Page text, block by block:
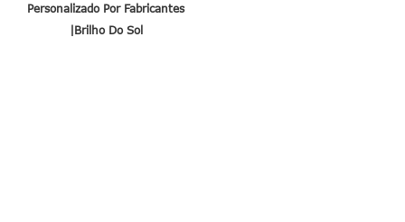
Personalizado Por Fabricantes
|brilho Do Sol